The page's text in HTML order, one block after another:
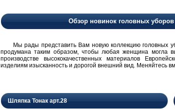
Обзор новинок головных
Мы рады представить Вам новую коллекцию головных
продумана таким образом, чтобы любая женщина могла
производстве высококачественных материалов
изделиям изысканность и дорогой внешний вид. Меняйтесь
Шляпка Тонак арт.28